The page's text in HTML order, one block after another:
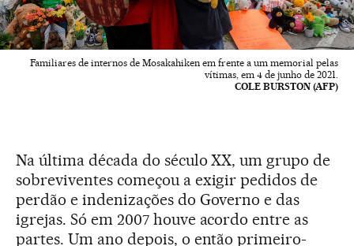
Familiares de internos de Mosakahiken em frente a um memorial pelas
vítimas, em 4 de junho de 2021.
COLE BURSTON (AFP)
Na última década do século XX, um grupo de
sobreviventes começou a exigir pedidos de
perdão e indenizações do Governo e das
igrejas. Só em 2007 houve acordo entre as
partes. Um ano depois, o então primeiro-